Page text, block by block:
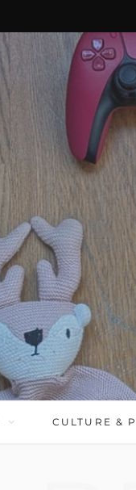
CULTURE &